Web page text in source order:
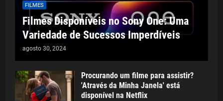
FILMES
Filmes Disponíveis no Sony One: Uma
Variedade de Sucessos Imperdíveis
agosto 30, 2024
Procurando um filme para assistir?
'Através da Minha Janela' está
disponível na Netflix